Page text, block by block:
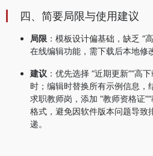
四、简要局限与使用建议
局限 ：模板设计偏基础，缺乏 “
在线编辑功能，需下载后本地修
建议 ：优先选择 “近期更新”“高
时；编辑时替换所有示例信息，
求职教师岗，添加 “教师资格证
格式，避免因软件版本问题导致
递。